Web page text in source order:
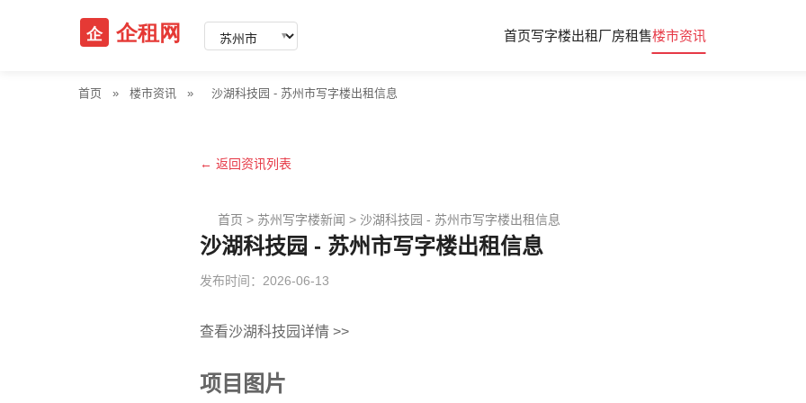
▼ 首页写字楼出租 厂房租售楼市资讯
首页 » 楼市资讯 » 沙湖科技园 - 苏州市写字楼出租信息
← 返回资讯列表
首页 > 苏州写字楼新闻 > 沙湖科技园 - 苏州市写字楼出租信息
沙湖科技园 - 苏州市写字楼出租信息
发布时间：2026-06-13
查看沙湖科技园详情 >>
项目图片